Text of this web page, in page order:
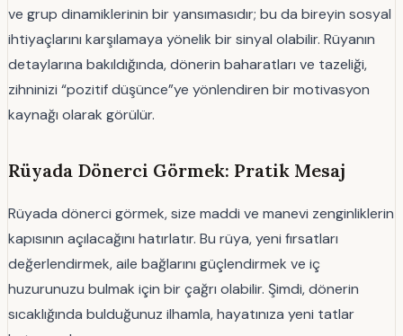
ve grup dinamiklerinin bir yansımasıdır; bu da bireyin sosyal
ihtiyaçlarını karşılamaya yönelik bir sinyal olabilir. Rüyanın
detaylarına bakıldığında, dönerin baharatları ve tazeliği,
zihninizi “pozitif düşünce”ye yönlendiren bir motivasyon
kaynağı olarak görülür.
Rüyada Dönerci Görmek: Pratik Mesaj
Rüyada dönerci görmek, size maddi ve manevi zenginliklerin
kapısının açılacağını hatırlatır. Bu rüya, yeni fırsatları
değerlendirmek, aile bağlarını güçlendirmek ve iç
huzurunuzu bulmak için bir çağrı olabilir. Şimdi, dönerin
sıcaklığında bulduğunuz ilhamla, hayatınıza yeni tatlar